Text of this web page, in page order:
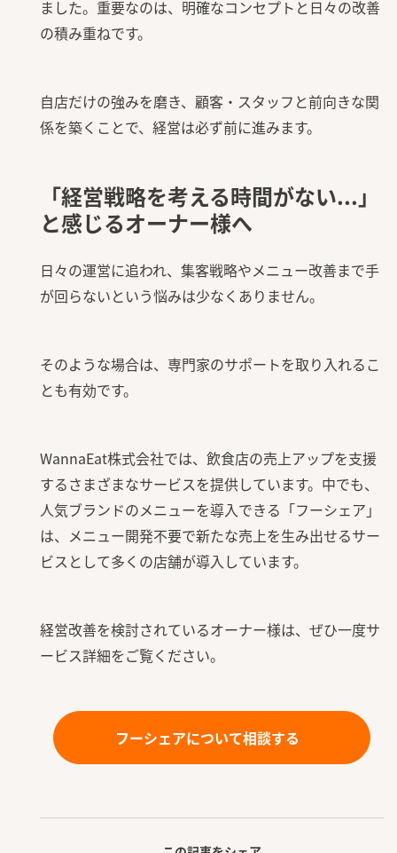
ました。重要なのは、明確なコンセプトと日々の改善
の積み重ねです。
自店だけの強みを磨き、顧客・スタッフと前向きな関
係を築くことで、経営は必ず前に進みます。
「経営戦略を考える時間がない...」
と感じるオーナー様へ
日々の運営に追われ、集客戦略やメニュー改善まで手
が回らないという悩みは少なくありません。
そのような場合は、専門家のサポートを取り入れるこ
とも有効です。
WannaEat株式会社では、飲食店の売上アップを支援
するさまざまなサービスを提供しています。中でも、
人気ブランドのメニューを導入できる「フーシェア」
は、メニュー開発不要で新たな売上を生み出せるサー
ビスとして多くの店舗が導入しています。
経営改善を検討されているオーナー様は、ぜひ一度サ
ービス詳細をご覧ください。
フーシェアについて相談する